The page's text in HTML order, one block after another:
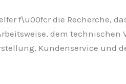
f\u00fcr die Recherche,
dem
Kundenservice und